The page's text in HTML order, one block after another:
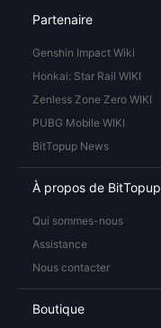
Partenaire
Genshin Impact Wiki
Honkai: Star Rail WIKI
Zenless Zone Zero WIKI
PUBG Mobile WIKI
BitTopup News
À propos de BitTopup
Qui sommes-nous
Assistance
Nous contacter
Boutique